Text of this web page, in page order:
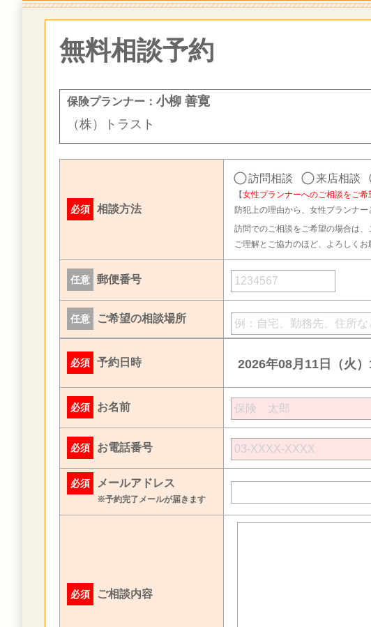
無料相談予約
保険プランナー： 小柳 善寛
（株）トラスト
必須 相談方法
訪問相談 来店相談
【女性プランナーへのご相談をご希
防犯上の理由から、女性プランナー
訪問でのご相談をご希望の場合は
ご理解とご協力のほど、よろしくお
任意 郵便番号
任意 ご希望の相談場所
必須 予約日時 2026年08月11日（火
必須 お名前
必須 お電話番号
必須 メールアドレス
※予約完了メールが届きます
必須 ご相談内容